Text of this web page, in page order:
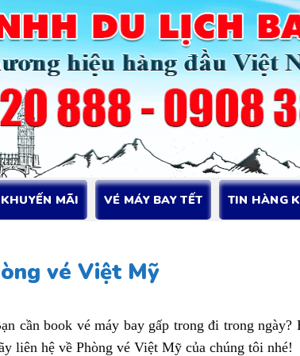
KHUYẾN MÃI VÉ MÁY BAY TẾT TIN HÀNG
vé Việt Mỹ
cần book vé máy bay gấp trong đi trong ngày?
liên hệ về Phòng vé Việt Mỹ của chúng tôi nhé!